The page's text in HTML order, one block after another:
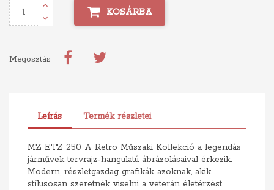
KOSÁRBA
Megosztás
Leírás Termék részletei
MZ ETZ 250 A Retro Műszaki Kollekció a legendás
járművek tervrajz-hangulatú ábrázolásaival érkezik.
Modern, részletgazdag grafikák azoknak, akik
stílusosan szeretnék viselni a veterán életérzést.